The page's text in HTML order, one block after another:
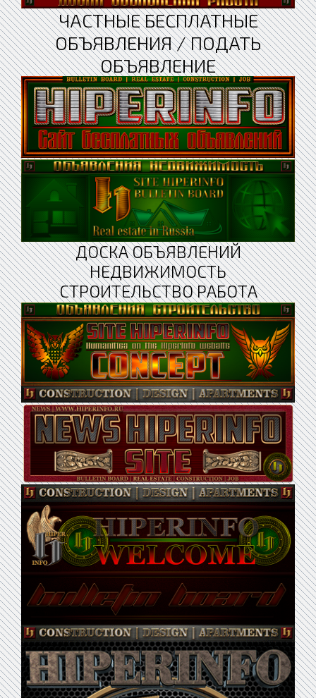
ЧАСТНЫЕ БЕСПЛАТНЫЕ
ОБЪЯВЛЕНИЯ / ПОДАТЬ
ОБЪЯВЛЕНИЕ
ДОСКА ОБЪЯВЛЕНИЙ
НЕДВИЖИМОСТЬ
СТРОИТЕЛЬСТВО РАБОТА